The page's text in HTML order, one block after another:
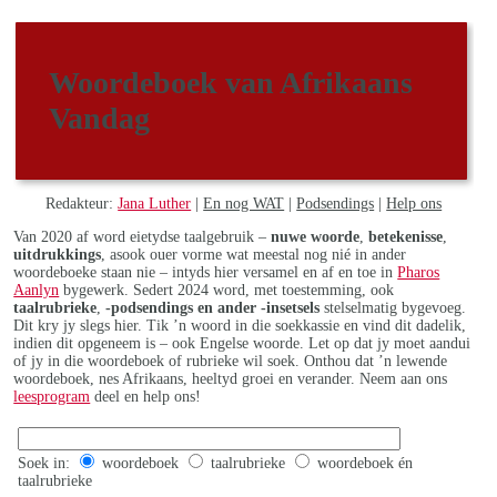
Woordeboek van Afrikaans
Vandag
Redakteur:Jana Luther |En nog WAT |Podsendings |Help ons
Van 2020 af word eietydse taalgebruik –nuwe woorde ,betekenisse
uitdrukkings , asook ouer vorme wat meestal nog nié in ander
woordeboeke staan nie – intyds hier versamel en af en toe inPharos
Aanlyn bygewerk. Sedert 2024 word, met toestemming, ook
taalrubrieke ,-podsendings en ander -insetsels stelselmatig bygevoeg.
Dit kry jy slegs hier. Tik ’n woord in die soekkassie en vind dit dadelik,
indien dit opgeneem is – ook Engelse woorde. Let op dat jy moet aandui
of jy in die woordeboek of rubrieke wil soek. Onthou dat ’n lewende
woordeboek, nes Afrikaans, heeltyd groei en verander. Neem aan ons
leesprogram deel en help ons!
Soek in: woordeboek taalrubrieke
woordeboek én
taalrubrieke